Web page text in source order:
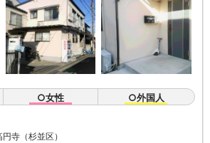
○女性 ○外国人
寺（杉並区）